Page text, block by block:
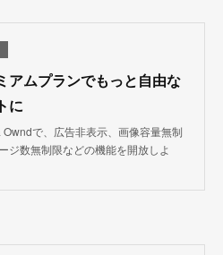
アムプランでもっと自由な
に
で、広告非表示、画像容量無制
ジ数無制限などの機能を開放しよ